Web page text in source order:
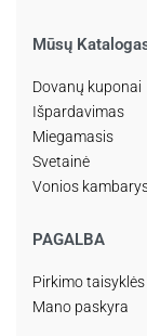
Mūsų
Dovanų kuponai
Išpardavimas
Miegamasis
Svetainė
Vonios
PAGALBA
Pirkimo taisyklės
Mano paskyra